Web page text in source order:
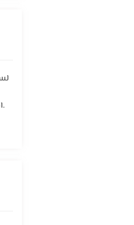
احتمالات الإصابة بمشاكل صحية خطيرة، كالنوبة القلبية والسكتة الدماغية.